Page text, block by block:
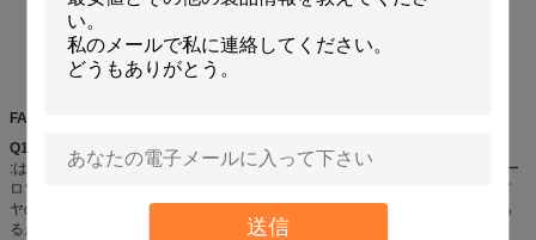
送信
FAQ
Q1.
製造業者であるか。
:はい、私達はシンセンの私そっくりの良い化学薬品カーケア プロダクトのエー
ロゾル プロダクトの専門の製造業者、特に、Aeropakのスプレー式塗料、タイ
ヤのシーラーおよびインフレーター、空気塵払い、スプレーの接着剤、等であ
る。